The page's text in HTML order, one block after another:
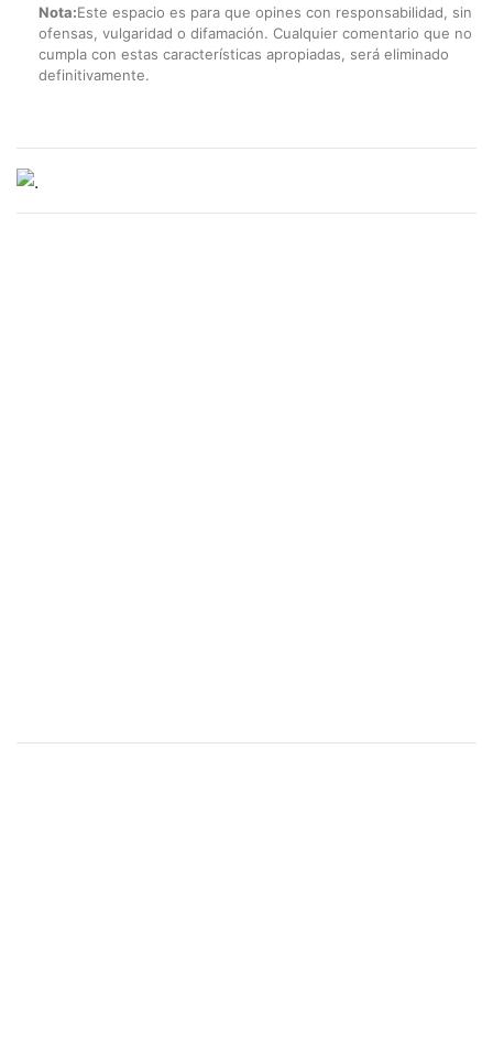
Nota:Este espacio es para que opines con responsabilidad, sin
ofensas, vulgaridad o difamación. Cualquier comentario que no
cumpla con estas características apropiadas, será eliminado
definitivamente.